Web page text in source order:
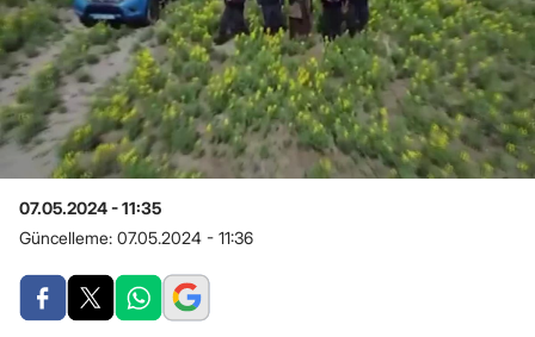
07.05.2024 - 11:35
Güncelleme: 07.05.2024 - 11:36